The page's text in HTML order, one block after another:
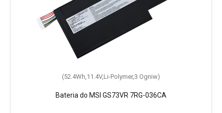
(52.4Wh,11.4V,Li-Polymer,3 Ogniw)
Bateria do MSI GS73VR 7RG-036CA